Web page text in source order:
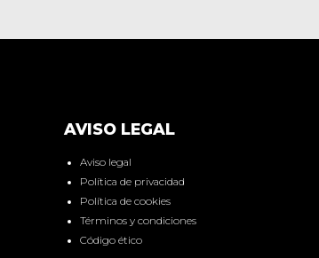
AVISO LEGAL
Aviso legal
Política de privacidad
Política de cookies
Términos y condiciones
Código ético